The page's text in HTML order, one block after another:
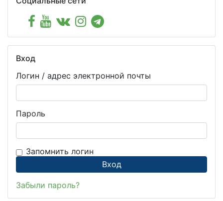
Пропустить Вход
Вход
Логин / адрес электронной почты
Пароль
Запомнить логин
Забыли пароль?